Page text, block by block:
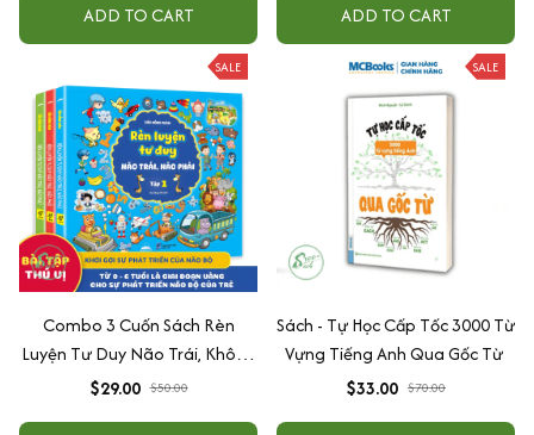
ADD TO CART ADD TO CART
SALE
Combo 3 Cuốn Sách Rèn
Luyện Tư Duy Não Trái, Không
Não Phải - Đánh Thức Tiềm
$29.00 $50.00
SALE
Sách - Tự Học Cấp Tốc 3000 Từ
Vựng Tiếng Anh Qua Gốc Từ
$33.00 $70.00